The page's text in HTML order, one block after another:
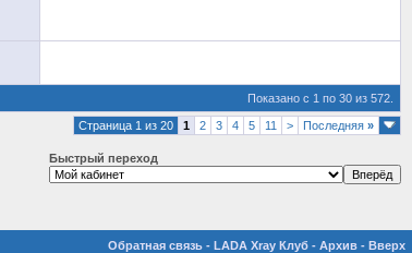
Показано с 1 по 30 из 572.
Страница 1 из 20 1 2 3 4 5 11 > Последняя »
Быстрый переход
Обратная связь - LADA Xray Клуб - Архив - Вверх